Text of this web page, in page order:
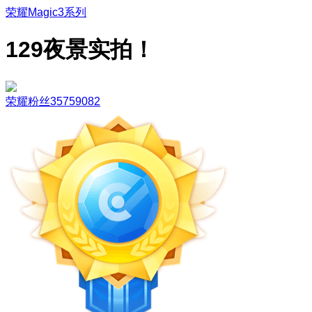
荣耀Magic3系列
129夜景实拍！
荣耀粉丝35759082